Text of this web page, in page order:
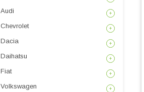
Audi
Chevrolet
Dacia
Daihatsu
Fiat
Volkswagen